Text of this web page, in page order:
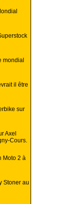
mondial
il être
sur
Axel
Cours.
Moto 2 à
Stoner au